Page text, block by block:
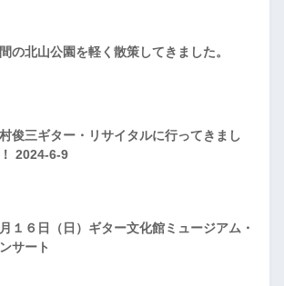
の北山公園を軽く散策してきました。
俊三ギター・リサイタルに行ってきまし
2024-6-9
１６日（日）ギター文化館ミュージアム・
サート